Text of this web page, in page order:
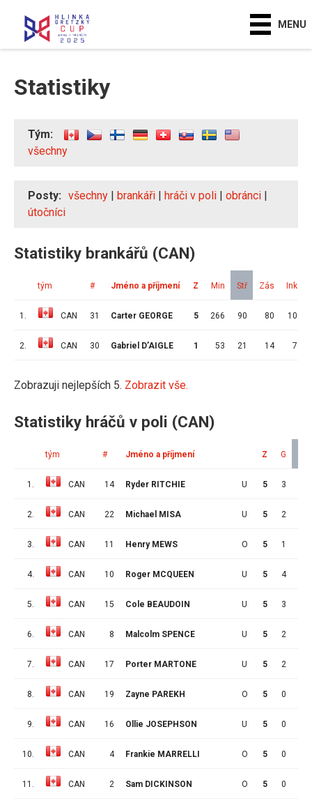
MENU
Statistiky
Tým:
všechny
Posty: všechny | brankáři | hráči v poli | obránci |
útočníci
Statistiky brankářů (CAN)
tým # Jméno a příjmení Z Min Stř Zás Ink
1. CAN 31 Carter GEORGE 5 266 90 80 10
2. CAN 30 Gabriel D’AIGLE 1 53 21 14 7
Zobrazuji nejlepších 5. Zobrazit vše.
Statistiky hráčů v poli (CAN)
tým # Jméno a příjmení Z G
1. CAN 14 Ryder RITCHIE U 5 3
2. CAN 22 Michael MISA U 5 2
3. CAN 11 Henry MEWS O 5 1
4. CAN 10 Roger MCQUEEN U 5 4
5. CAN 15 Cole BEAUDOIN U 5 3
6. CAN 8 Malcolm SPENCE U 5 2
7. CAN 17 Porter MARTONE U 5 2
8. CAN 19 Zayne PAREKH O 5 0
9. CAN 16 Ollie JOSEPHSON U 5 0
10. CAN 4 Frankie MARRELLI O 5 0
11. CAN 2 Sam DICKINSON O 5 0